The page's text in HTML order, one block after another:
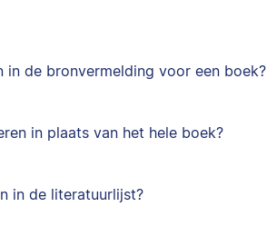
in de bronvermelding voor een boek?
in plaats van het hele boek?
in de literatuurlijst?